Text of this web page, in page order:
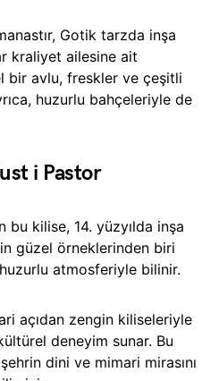
Gotik tarzda inşa
kraliyet ailesine ait
bir avlu, freskler ve çeşitli
huzurlu bahçeleriyle de
i Pastor
bu kilise, 14. yüzyılda inşa
güzel örneklerinden biri
atmosferiyle bilinir.
açıdan zengin kiliseleriyle
deneyim sunar. Bu
dini ve mimari mirasını